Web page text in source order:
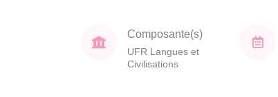
Composante(s)
UFR Langues et
Civilisations